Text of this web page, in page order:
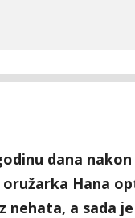
dana
oružarka Hana
nehata, a sada